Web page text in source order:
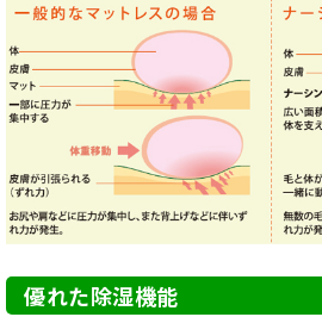
優れた除湿機能